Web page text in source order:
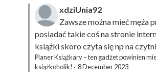
xdziUnia92
Zawsze można mieć męża
posiadać takie coś na stronie
książki skoro czyta się np na
Planer Książkary – ten gadżet powinien
książkoholik! · 8 December 2023